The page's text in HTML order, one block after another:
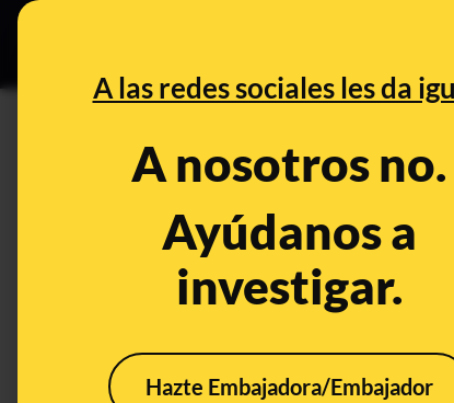
A las redes sociales les da
A nosotros no.
Ayúdanos a
investigar.
Hazte Embajadora/Embajador
¿El ex fiscal del TSJC
Rafael García Ruiz el
arriba"?
This content has NOT yet
OPEN CASE